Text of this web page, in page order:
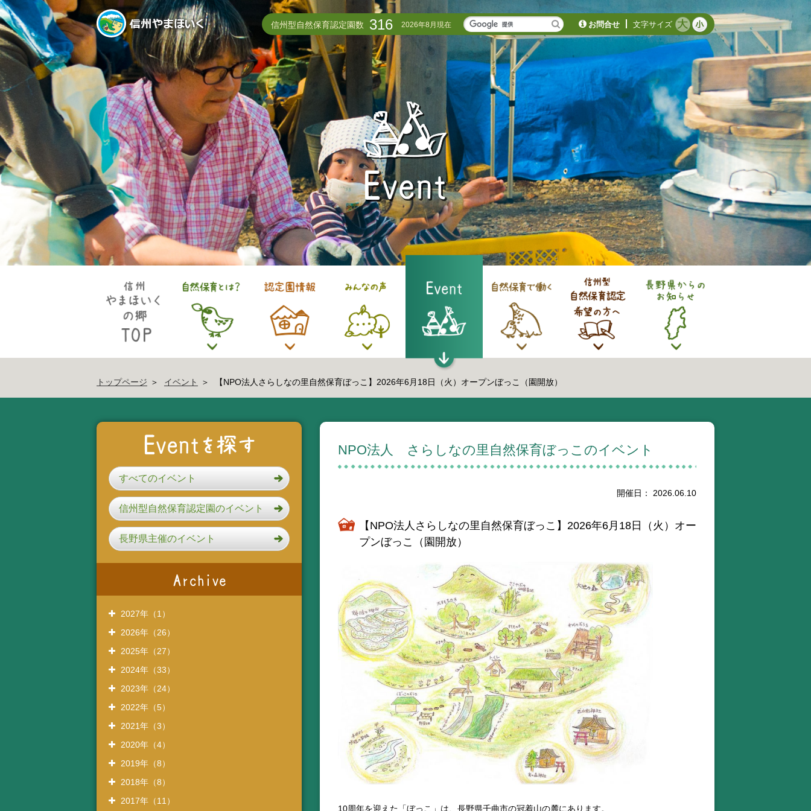
信州型自然保育認定園数 316 2026年8月現在 お問合せ 文字サイズ
トップページ イベント 【NPO法人さらしなの里自然保育ぼっこ】2026年6月18日（火）オープンぼっこ（園開放）
NPO法人 さらしなの里自然保育ぼっこのイベント
開催日： 2026.06.10
【NPO法人さらしなの里自然保育ぼっこ】2026年6月18日（火）オー
プンぼっこ（園開放）
10周年を迎えた「ぼっこ」は、長野県千曲市の冠着山の麓にあります。
すべてのイベント
信州型自然保育認定園のイベント
長野県主催のイベント
2027年（1）
2026年（26）
2025年（27）
2024年（33）
2023年（24）
2022年（5）
2021年（3）
2020年（4）
2019年（8）
2018年（8）
2017年（11）